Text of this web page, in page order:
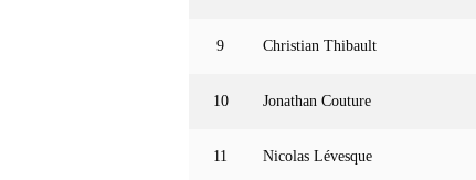
9 Christian Thibault
10 Jonathan Couture
11 Nicolas Lévesque